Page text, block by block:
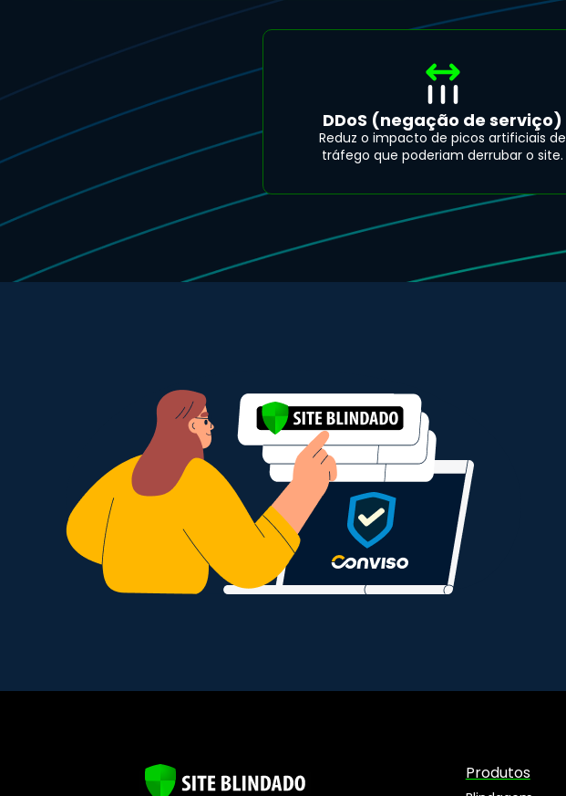
DDoS (negação de serviço)
Reduz o impacto de picos artificiais de
tráfego que poderiam derrubar o site.
Produtos